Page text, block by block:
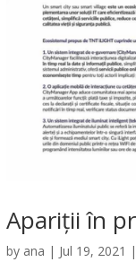
Apariții în
by ana | Jul 19, 2021